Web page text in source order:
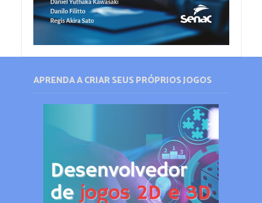
APRENDA A CRIAR SEUS PRÓPRIOS JOGOS